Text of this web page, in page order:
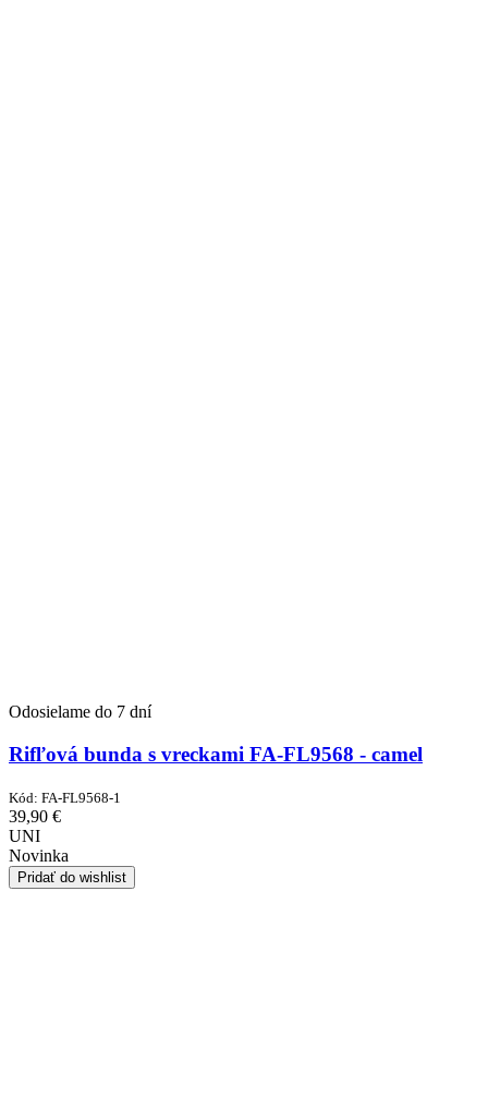
Odosielame do 7 dní
Rifľová bunda s vreckami FA-FL9568 - camel
Kód: FA-FL9568-1
39,90 €
UNI
Novinka
Pridať do wishlist